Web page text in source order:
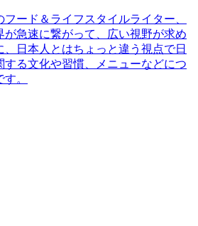
ード＆ライフスタイルライター、
が急速に繋がって、広い視野が求め
、日本人とはちょっと違う視点で日
する文化や習慣、メニューなどにつ
。